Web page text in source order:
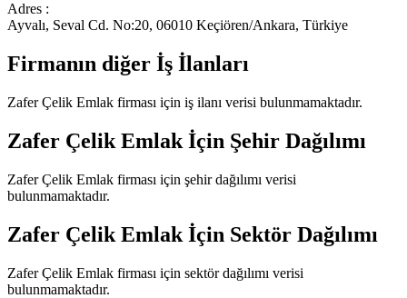
Adres :
Ayvalı, Seval Cd. No:20, 06010 Keçiören/Ankara, Türkiye
Firmanın diğer İş İlanları
Zafer Çelik Emlak firması için iş ilanı verisi bulunmamaktadır.
Zafer Çelik Emlak İçin Şehir Dağılımı
Zafer Çelik Emlak firması için şehir dağılımı verisi
bulunmamaktadır.
Zafer Çelik Emlak İçin Sektör Dağılımı
Zafer Çelik Emlak firması için sektör dağılımı verisi
bulunmamaktadır.